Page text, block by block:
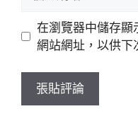
站
在瀏覽器中儲存顯
網站網址，以供下